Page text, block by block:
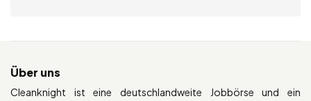
Über uns
Cleanknight ist eine deutschlandweite Jobbörse und ein